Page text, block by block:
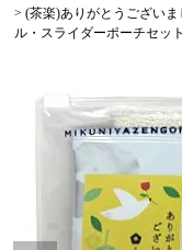
(茶楽)ありがとうござい
ル・スライダーポーチセット